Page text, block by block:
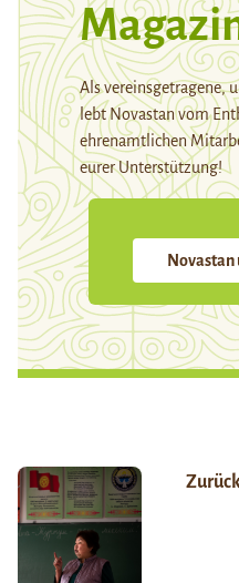
Als vereinsgetragene,
lebt Novastan vom
ehrenamtlichen
eurer Unterstützung!